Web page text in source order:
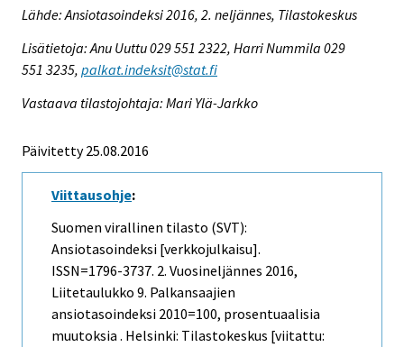
Lähde: Ansiotasoindeksi 2016, 2. neljännes, Tilastokeskus
Lisätietoja: Anu Uuttu 029 551 2322, Harri Nummila 029
551 3235, palkat.indeksit@stat.fi
Vastaava tilastojohtaja: Mari Ylä-Jarkko
Päivitetty 25.08.2016
Viittausohje:
Suomen virallinen tilasto (SVT):
Ansiotasoindeksi [verkkojulkaisu].
ISSN=1796-3737. 2. Vuosineljännes 2016,
Liitetaulukko 9. Palkansaajien
ansiotasoindeksi 2010=100, prosentuaalisia
muutoksia . Helsinki: Tilastokeskus [viitattu: